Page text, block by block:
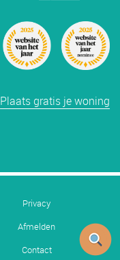
Plaats gratis je woning
Privacy
Afmelden
Contact